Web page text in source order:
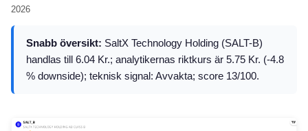
2026
Snabb översikt: SaltX Technology Holding (SALT-B)
handlas till 6.04 Kr.; analytikernas riktkurs är 5.75 Kr. (-4.8
% downside); teknisk signal: Avvakta; score 13/100.